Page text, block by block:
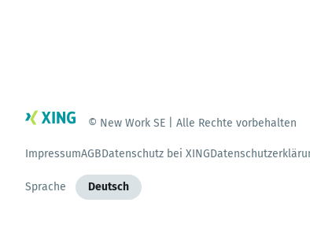
© New Work SE | Alle Rechte vorbehalten
ImpressumAGBDatenschutz bei XING
Sprache Deutsch